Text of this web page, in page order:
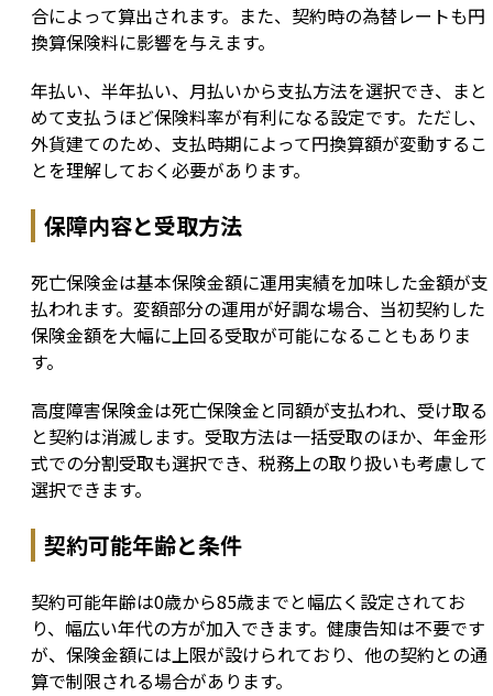
合によって算出されます。また、契約時の為替レートも円
換算保険料に影響を与えます。
年払い、半年払い、月払いから支払方法を選択でき、まと
めて支払うほど保険料率が有利になる設定です。ただし、
外貨建てのため、支払時期によって円換算額が変動するこ
とを理解しておく必要があります。
保障内容と受取方法
死亡保険金は基本保険金額に運用実績を加味した金額が支
払われます。変額部分の運用が好調な場合、当初契約した
保険金額を大幅に上回る受取が可能になることもありま
す。
高度障害保険金は死亡保険金と同額が支払われ、受け取る
と契約は消滅します。受取方法は一括受取のほか、年金形
式での分割受取も選択でき、税務上の取り扱いも考慮して
選択できます。
契約可能年齢と条件
契約可能年齢は0歳から85歳までと幅広く設定されてお
り、幅広い年代の方が加入できます。健康告知は不要です
が、保険金額には上限が設けられており、他の契約との通
算で制限される場合があります。